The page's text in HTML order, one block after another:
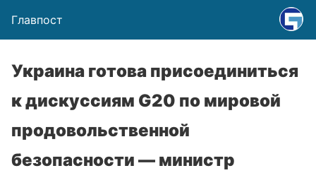
Главпост
Украина готова присоединиться
к дискуссиям G20 по мировой
продовольственной
безопасности — министр